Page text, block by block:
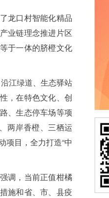
龙口村智能化精品
业链理念推进片区
于一体的脐橙文化
江绿道、生态驿站
，在特色文化、创
、生态停车场等项
两岸香橙、三栖运
项目，全力打造“中
调，当前正值柑橘
施和省、市、县疫